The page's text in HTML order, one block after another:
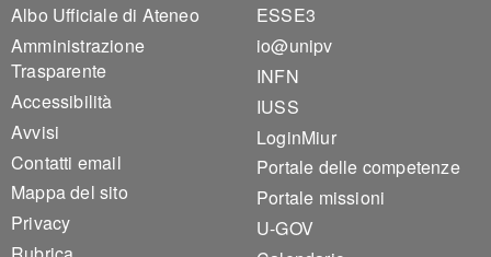
Footer 1
Albo Ufficiale di Ateneo
Amministrazione
Trasparente
Accessibilità
Avvisi
Contatti email
Mappa del sito
Privacy
Footer 2
ESSE3
io@unipv
INFN
IUSS
LoginMiur
Portale delle competenze
Portale missioni
U-GOV